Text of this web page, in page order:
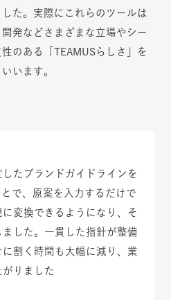
た。実際にこれらのツールは
発などさまざまな立場やシー
のある「TEAMUSらしさ」を
います。
たブランドガイドラインを
で、原案を入力するだけで
に変換できるようになり、そ
した。一貫した指針が整備
割く時間も大幅に減り、業
りました